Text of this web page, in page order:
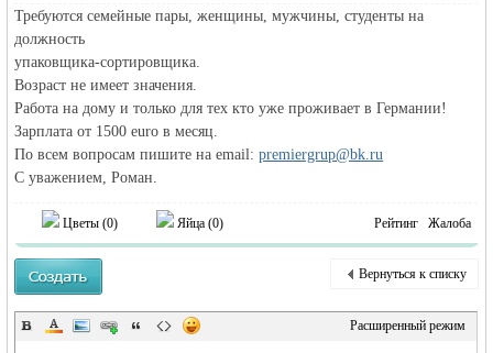
Требуются семейные пары, женщины, мужчины, студенты на
должность
упаковщика-сортировщика.
Возраст не имеет значения.
Работа на дому и только для тех кто уже проживает в Германии!
Зарплата от 1500 euro в месяц.
По всем вопросам пишите на email:premiergrup@bk.ru
С уважением, Роман.
Цветы (0) Яйца (0) Рейтинг Жалоба
Вернуться к списку
Расширенный режим